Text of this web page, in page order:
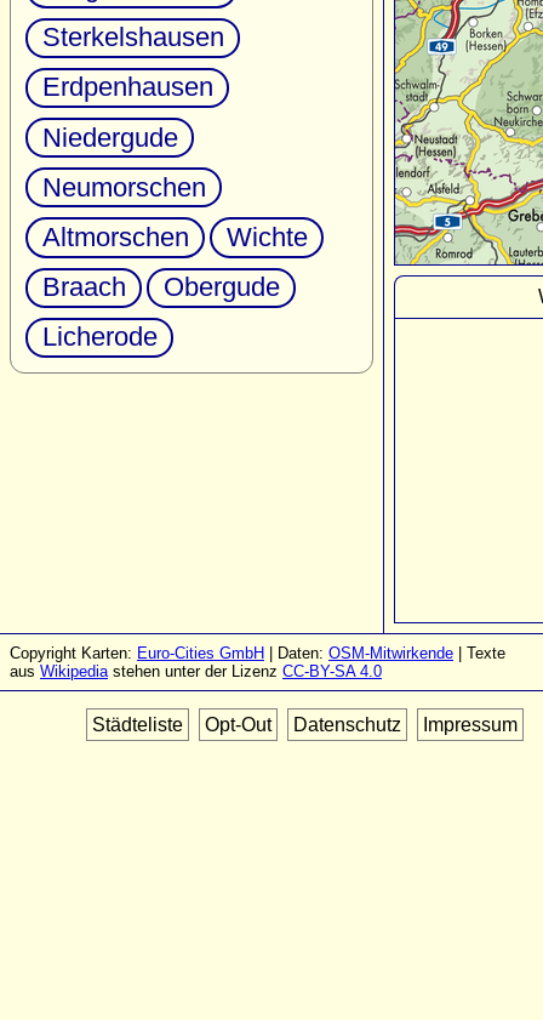
Sterkelshausen
Erdpenhausen
Niedergude
Neumorschen
Altmorschen
Wichte
Braach
Obergude
Licherode
Copyright Karten: Euro-Cities GmbH | Daten: OSM-Mitwirkende | Texte
aus Wikipediastehen unter der Lizenz CC-BY-SA 4.0
Städteliste Opt-Out Datenschutz Impressum